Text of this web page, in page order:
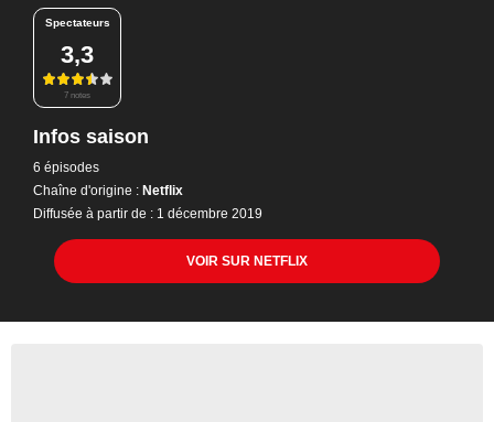
Spectateurs
3,3
7 notes
Infos saison
6 épisodes
Chaîne d'origine : Netflix
Diffusée à partir de : 1 décembre 2019
VOIR SUR NETFLIX